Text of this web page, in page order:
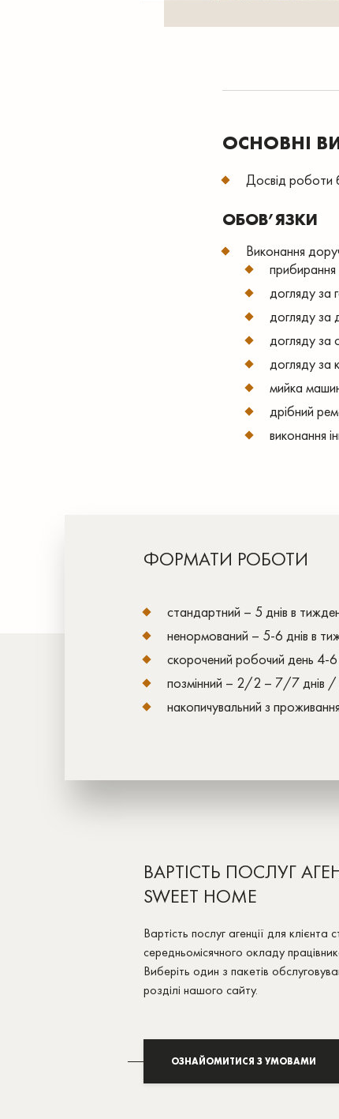
ОСНОВНІ
Досвід роботи
ОБОВ’ЯЗКИ
Виконання
прибирання
догляду за
догляду за
догляду за
догляду за
мийка
дрібний
виконання
ФОРМАТИ РОБОТИ
стандартний – 5 днів в
ненормований – 5-6 днів в
скорочений робочий день 4-6
позмінний – 2/2 – 7/7 днів /
накопичувальний з
ВАРТІСТЬ ПОСЛУГ
SWEET HOME
Вартість послуг агенції для
середньомісячного окладу
Виберіть один з пакетів
розділі нашого сайту.
ОЗНАЙОМИТИСЯ З УМОВАМИ